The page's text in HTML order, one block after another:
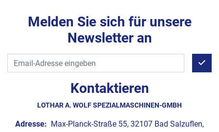
Kontaktieren
LOTHAR A. WOLF SPEZIALMASCHINEN-GMBH
Adresse: Max-Planck-Straße 55, 32107 Bad Salzuflen,
Melden Sie sich für unsere
Newsletter an